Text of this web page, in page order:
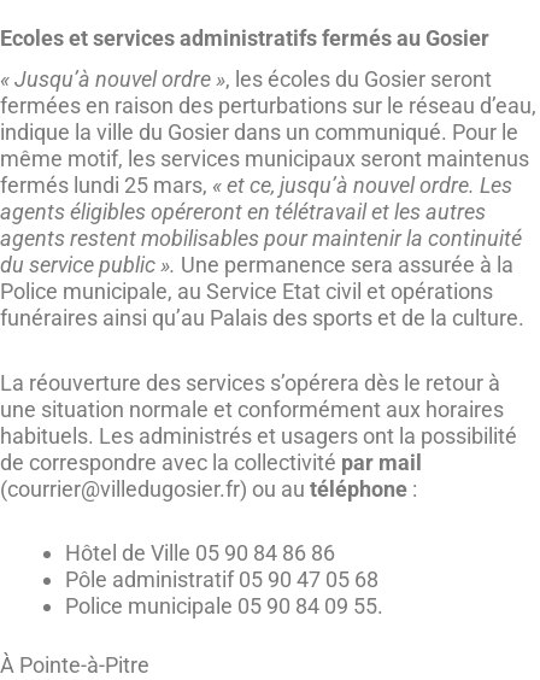
Ecoles et services administratifs fermés au Gosier
« Jusqu’à nouvel ordre », les écoles du Gosier seront
fermées en raison des perturbations sur le réseau d’eau,
indique la ville du Gosier dans un communiqué. Pour le
même motif, les services municipaux seront maintenus
fermés lundi 25 mars, « et ce, jusqu’à nouvel ordre. Les
agents éligibles opéreront en télétravail et les autres
agents restent mobilisables pour maintenir la continuité
du service public ». Une permanence sera assurée à la
Police municipale, au Service Etat civil et opérations
funéraires ainsi qu’au Palais des sports et de la culture.
La réouverture des services s’opérera dès le retour à
une situation normale et conformément aux horaires
habituels. Les administrés et usagers ont la possibilité
de correspondre avec la collectivité par mail
(courrier@villedugosier.fr) ou au téléphone :
Hôtel de Ville 05 90 84 86 86
Pôle administratif 05 90 47 05 68
Police municipale 05 90 84 09 55.
À Pointe-à-Pitre